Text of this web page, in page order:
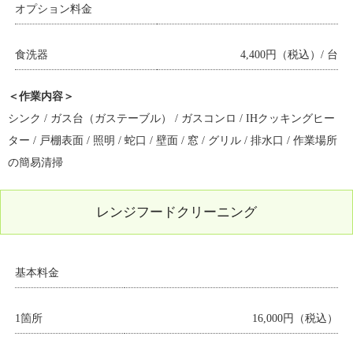
オプション料金
食洗器 4,400円（税込）/ 台
＜作業内容＞
シンク / ガス台（ガステーブル） / ガスコンロ / IHクッキングヒー
ター / 戸棚表面 / 照明 / 蛇口 / 壁面 / 窓 / グリル / 排水口 / 作業場所
の簡易清掃
レンジフードクリーニング
基本料金
1箇所 16,000円（税込）